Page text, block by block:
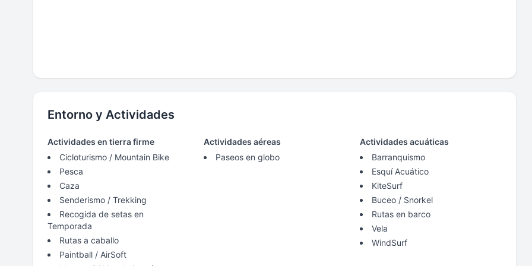
Entorno y Actividades
Actividades en tierra firme
Cicloturismo / Mountain Bike
Pesca
Caza
Senderismo / Trekking
Recogida de setas en
Temporada
Rutas a caballo
Paintball / AirSoft
Actividades aéreas
Paseos en globo
Actividades acuáticas
Barranquismo
Esquí Acuático
KiteSurf
Buceo / Snorkel
Rutas en barco
Vela
WindSurf